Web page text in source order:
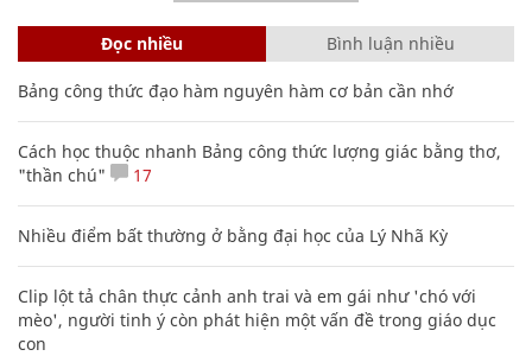
Đọc nhiều Bình luận nhiều
Bảng công thức đạo hàm nguyên hàm cơ bản cần nhớ
Cách học thuộc nhanh Bảng công thức lượng giác bằng thơ,
"thần chú"
17
Nhiều điểm bất thường ở bằng đại học của Lý Nhã Kỳ
Clip lột tả chân thực cảnh anh trai và em gái như 'chó với
mèo', người tinh ý còn phát hiện một vấn đề trong giáo dục
con